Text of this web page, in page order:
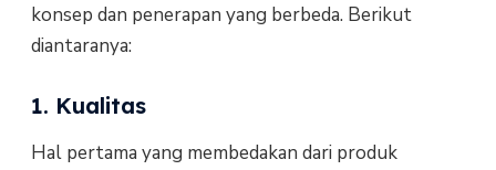
konsep dan penerapan yang berbeda. Berikut
diantaranya:
1. Kualitas
Hal pertama yang membedakan dari produk